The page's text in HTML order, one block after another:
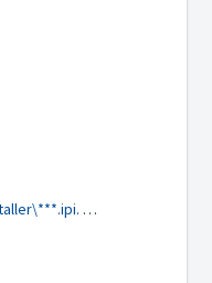
Нерон не смог установить из-за ошибки 2203.Database: c:\Windows\Installer\***.ipi. не может открыть файл базы данных. Системная ошибка -2147287035